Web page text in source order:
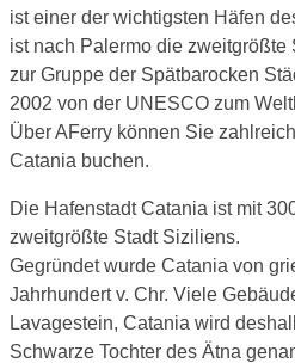
ist einer der wichtigsten Häfen
ist nach Palermo die
zur Gruppe der Spätbarocken
2002 von der UNESCO zum
Über AFerry können Sie
Catania buchen.
Die Hafenstadt Catania ist mit
zweitgrößte Stadt Siziliens.
Gegründet wurde Catania von
Jahrhundert v. Chr. Viele
Lavagestein, Catania wird
Schwarze Tochter des Ätna